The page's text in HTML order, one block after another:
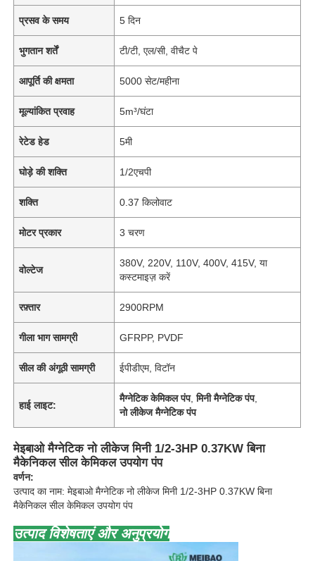
प्रसव के समय 5 दिन
भुगतान शर्तें टी/टी, एल/सी, वीचैट पे
आपूर्ति की क्षमता 5000 सेट/महीना
मूल्यांकित प्रवाह 5m³/घंटा
रेटेड हेड 5मी
घोड़े की शक्ति 1/2एचपी
शक्ति 0.37 किलोवाट
मोटर प्रकार 3 चरण
वोल्टेज
380V, 220V, 110V, 400V, 415V, या
कस्टमाइज़ करें
रफ़्तार 2900RPM
गीला भाग सामग्री GFRPP, PVDF
सील की अंगूठी सामग्री ईपीडीएम, विटॉन
हाई लाइट:
मैग्नेटिक केमिकल पंप,मिनी मैग्नेटिक पंप,
नो लीकेज मैग्नेटिक पंप
मेइबाओ मैग्नेटिक नो लीकेज मिनी 1/2-3HP 0.37KW बिना
मैकेनिकल सील केमिकल उपयोग पंप
वर्णन:
उत्पाद का नाम: मेइबाओ मैग्नेटिक नो लीकेज मिनी 1/2-3HP 0.37KW बिना
मैकेनिकल सील केमिकल उपयोग पंप
उत्पाद विशेषताएं और अनुप्रयोग